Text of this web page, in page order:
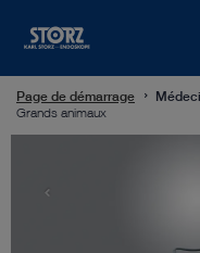
Page de démarrage
Grands animaux